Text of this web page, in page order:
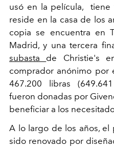
usó en la película, tiene
reside en la casa de los
copia se encuentra en
Madrid, y una tercera
subasta de Christie's
comprador anónimo por
467.200 libras
fueron donadas por
beneficiar a los
A lo largo de los años,
sido renovado por